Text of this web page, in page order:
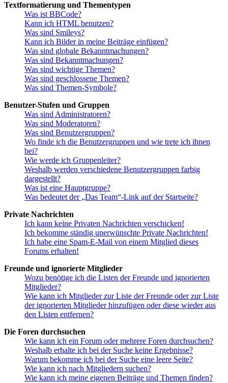
Textformatierung und Thementypen
Was ist BBCode?
Kann ich HTML benutzen?
Was sind Smileys?
Kann ich Bilder in meine Beiträge einfügen?
Was sind globale Bekanntmachungen?
Was sind Bekanntmachungen?
Was sind wichtige Themen?
Was sind geschlossene Themen?
Was sind Themen-Symbole?
Benutzer-Stufen und Gruppen
Was sind Administratoren?
Was sind Moderatoren?
Was sind Benutzergruppen?
Wo finde ich die Benutzergruppen und wie trete ich ihnen
bei?
Wie werde ich Gruppenleiter?
Weshalb werden verschiedene Benutzergruppen farbig
dargestellt?
Was ist eine Hauptgruppe?
Was bedeutet der „Das Team“-Link auf der Startseite?
Private Nachrichten
Ich kann keine Privaten Nachrichten verschicken!
Ich bekomme ständig unerwünschte Private Nachrichten!
Ich habe eine Spam-E-Mail von einem Mitglied dieses
Forums erhalten!
Freunde und ignorierte Mitglieder
Wozu benötige ich die Listen der Freunde und ignorierten
Mitglieder?
Wie kann ich Mitglieder zur Liste der Freunde oder zur Liste
der ignorierten Mitglieder hinzufügen oder diese wieder aus
den Listen entfernen?
Die Foren durchsuchen
Wie kann ich ein Forum oder mehrere Foren durchsuchen?
Weshalb erhalte ich bei der Suche keine Ergebnisse?
Warum bekomme ich bei der Suche eine leere Seite?
Wie kann ich nach Mitgliedern suchen?
Wie kann ich meine eigenen Beiträge und Themen finden?